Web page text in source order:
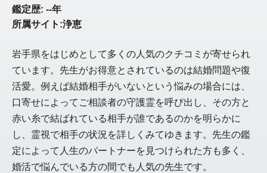
鑑定歴: --年
所属サイト:浄恵
岩手県をはじめとして多くの人気のクチコミが寄せられ
ています。先生がお得意とされているのは結婚問題や復
活愛。例えば結婚相手がいないという悩みの場合には、
口寄せによってご相談者の守護霊を呼び出し、その方と
赤い糸で結ばれている相手が誰であるのかを明らかに
し、霊視で相手の状況を詳しくみてゆきます。先生の鑑
定によって人生のパートナーを見つけられた方も多く、
婚活で悩んでいる方の間でも人気の先生です。